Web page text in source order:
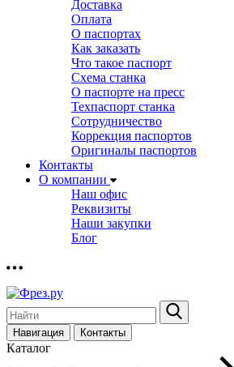
Доставка
Оплата
О паспортах
Как заказать
Что такое паспорт
Схема станка
О паспорте на пресс
Техпаспорт станка
Сотрудничество
Коррекция паспортов
Оригиналы паспортов
Контакты
О компании
Наш офис
Реквизиты
Наши закупки
Блог
Навигация Контакты
Каталог